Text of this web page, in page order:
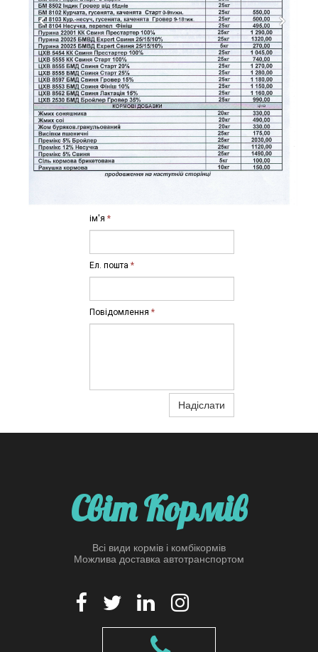
ім'я *
Ел. пошта *
Повідомлення *
Надіслати
Світ Кормів
Всі види кормів і комбікормів
Можлива доставка автотранспортом
   
